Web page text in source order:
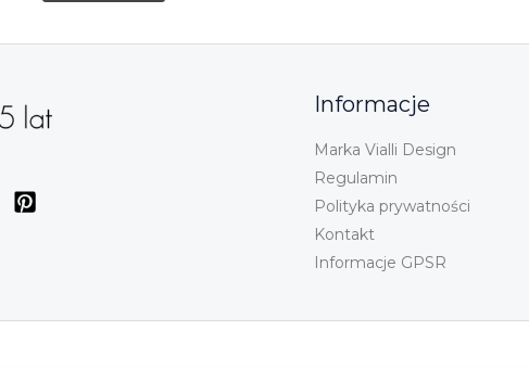
Informacje
Marka Vialli Design
Regulamin
Polityka prywatności
Kontakt
Informacje GPSR